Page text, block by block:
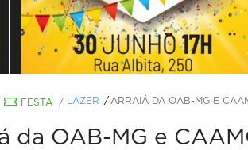
FESTA / LAZER ARRAIÁ DA OAB-MG E
da OAB-MG e